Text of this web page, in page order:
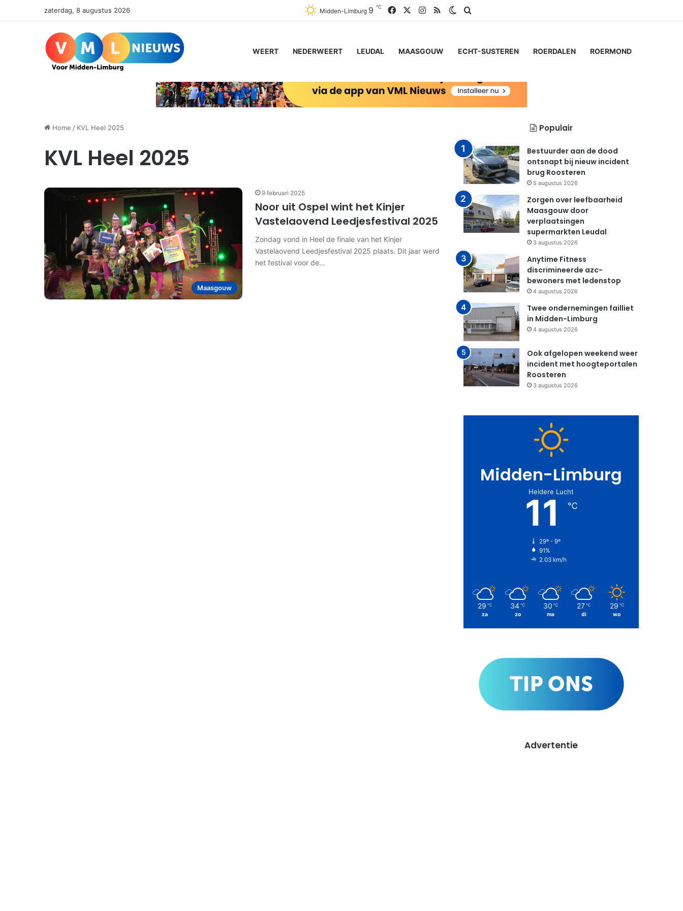
zaterdag, 8 augustus 2026 Midden-Limburg 9 ℃ FacebookInstagram
RSSSwitch skin
WEERT NEDERWEERT LEUDAL MAASGOUW ECHT-SUSTEREN ROERDALEN ROERMOND
Home / KVL Heel 2025
KVL Heel 2025
Maasgouw
9 februari 2025
Noor uit Ospel wint het Kinjer
Vastelaovend Leedjesfestival 2025
Zondag vond in Heel de finale van het Kinjer
Vastelaovend Leedjesfestival 2025 plaats. Dit jaar werd
het festival voor de…
Populair
Bestuurder aan de dood
ontsnapt bij nieuw incident
brug Roosteren
5 augustus 2026
Zorgen over leefbaarheid
Maasgouw door
verplaatsingen
supermarkten Leudal
3 augustus 2026
Anytime Fitness
discrimineerde azc-
bewoners met ledenstop
4 augustus 2026
Twee ondernemingen failliet
in Midden-Limburg
4 augustus 2026
Ook afgelopen weekend weer
incident met hoogteportalen
Roosteren
3 augustus 2026
Midden-Limburg
Heldere Lucht
11 ℃
29º - 9º
91%
2.03 km/h
29 ℃
za
34 ℃
zo
30 ℃
ma
27 ℃
di
29 ℃
wo
Advertentie